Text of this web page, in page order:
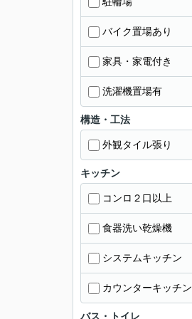
バイク置場あり
家具・家電付き
洗濯機置場有
構造・工法
外観タイル張り
キッチン
コンロ２口以上
食器洗い乾燥機
システムキッチン
カウンターキッチン
バス・トイレ